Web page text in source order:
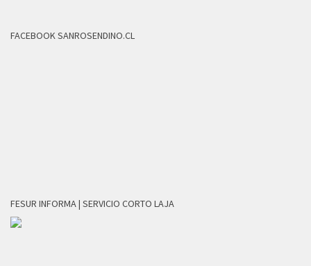
FACEBOOK SANROSENDINO.CL
FESUR INFORMA | SERVICIO CORTO LAJA